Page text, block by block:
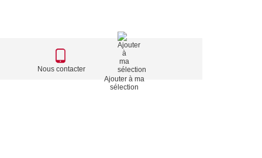
CALL
TO
ACTIONS
Nous contacter
Ajouter à ma
sélection